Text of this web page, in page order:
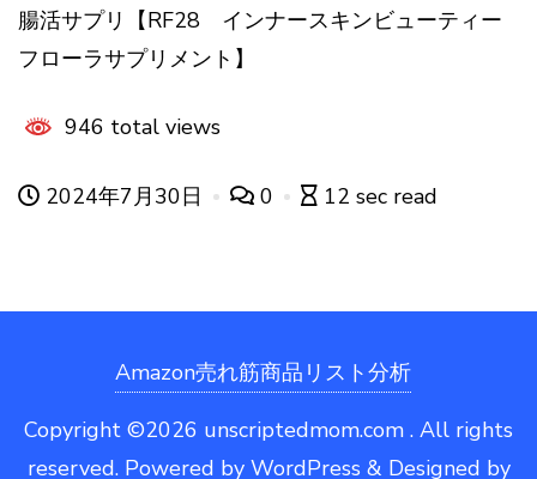
腸活サプリ【RF28 インナースキンビューティー
フローラサプリメント】
946 total views
2024年7月30日 0 12 sec read
Amazon売れ筋商品リスト分析
Copyright ©2026 unscriptedmom.com . All rights
reserved. Powered by WordPress & Designed by